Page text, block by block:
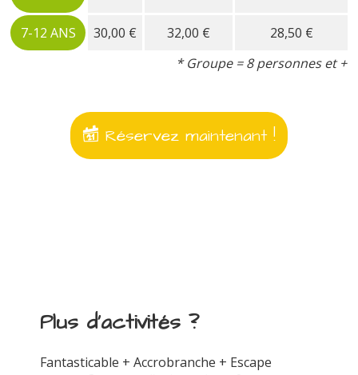
7-12 ANS 30,00 € 32,00 €
28,50 €
* Groupe = 8 personnes et +
Réservez maintenant !
Plus d'activités ?
Fantasticable + Accrobranche + Escape